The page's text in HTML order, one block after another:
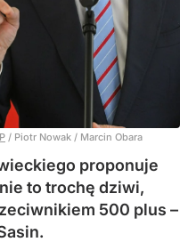
/ Piotr Nowak / Marcin Obara
proponuje
to trochę dziwi,
500 plus –